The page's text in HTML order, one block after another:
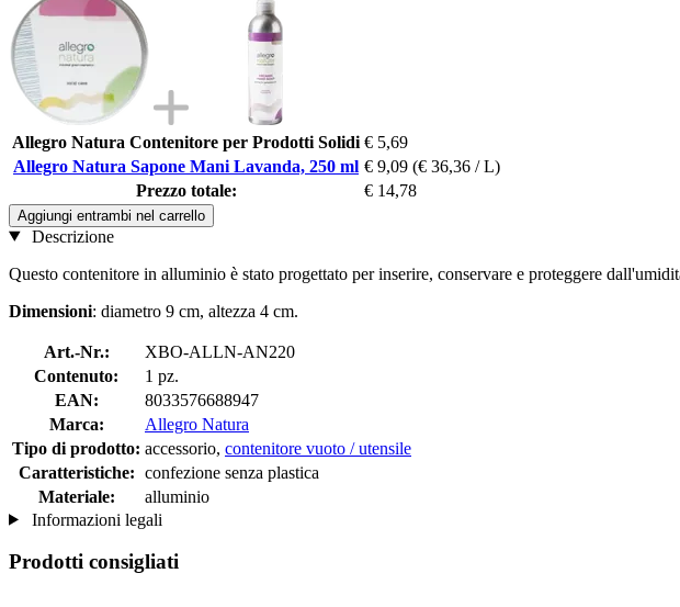
Allegro Natura Contenitore per Prodotti Solidi € 5,69
Allegro Natura Sapone Mani Lavanda, 250 ml € 9,09 (€ 36,36 / L)
Prezzo totale:
€ 14,78
Aggiungi entrambi nel carrello
Descrizione
Questo contenitore in alluminio è stato progettato per inserire, conservare e proteggere
Dimensioni: diametro 9 cm, altezza 4 cm.
Art.-Nr.:
XBO-ALLN-AN220
Contenuto:
1 pz.
EAN:
8033576688947
Marca:
Allegro Natura
Tipo di prodotto: accessorio, contenitore vuoto / utensile
Caratteristiche: confezione senza plastica
Materiale:
alluminio
Informazioni legali
Prodotti consigliati